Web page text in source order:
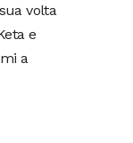
volta
e
a